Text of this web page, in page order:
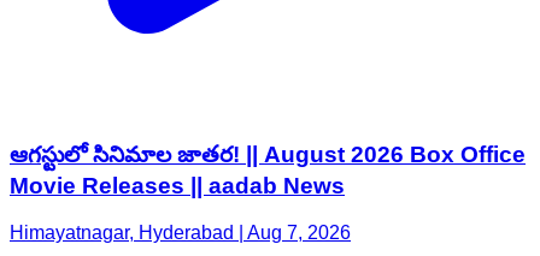
ఆగస్టులో సినిమాల జాతర! || August 2026 Box Office
Movie Releases || aadab News
Himayatnagar, Hyderabad | Aug 7, 2026